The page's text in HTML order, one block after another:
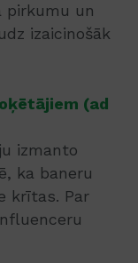
pirkumu un
izaicinošāk
(ad
izmanto
ka baneru
krītas. Par